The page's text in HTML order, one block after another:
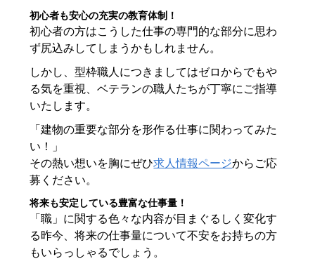
初心者も安心の充実の教育体制！
初心者の方はこうした仕事の専門的な部分に思わ
ず尻込みしてしまうかもしれません。
しかし、型枠職人につきましてはゼロからでもや
る気を重視、ベテランの職人たちが丁寧にご指導
いたします。
「建物の重要な部分を形作る仕事に関わってみた
い！」
その熱い想いを胸にぜひ求人情報ページからご応
募ください。
将来も安定している豊富な仕事量！
「職」に関する色々な内容が目まぐるしく変化す
る昨今、将来の仕事量について不安をお持ちの方
もいらっしゃるでしょう。